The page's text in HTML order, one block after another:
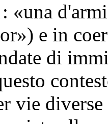
: «una
e in
di
vie